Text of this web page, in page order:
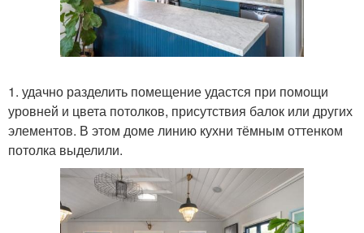
1. удачно разделить помещение удастся при помощи
уровней и цвета потолков, присутствия балок или других
элементов. В этом доме линию кухни тёмным оттенком
потолка выделили.